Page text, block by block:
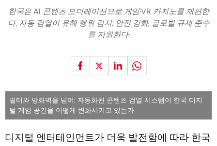
한국은 AI 콘텐츠 모더레이션으로 게임·VR 카지노를 재편한
다. 자동 검열이 유해 행위 감지, 안전 강화, 글로벌 규제 준수
를 지원한다.
필터와 방화벽을 넘어: 자동화된 콘텐츠 검열 시스템이 한국 디지
털 게임 공간을 어떻게 변화시키고 있는가
디지털 엔터테인먼트가 더욱 발전함에 따라 한국